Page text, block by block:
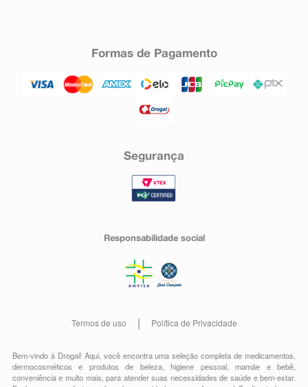
Formas de Pagamento
Segurança
Responsabilidade social
Termos de uso Política de Privacidade
Bem-vindo à Drogal! Aqui, você encontra uma seleção completa demedicamentos
dermocosméticos e produtos de beleza,higiene pessoal,mamãe e bebê
conveniênciae muito mais, para atender suas necessidades de saúde e bem-estar.